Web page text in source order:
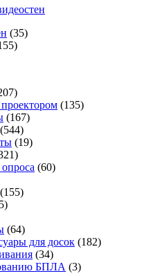
(35)
(135)
(167)
(544)
(19)
(60)
(155)
(64)
для досок (182)
(34)
БПЛА (3)